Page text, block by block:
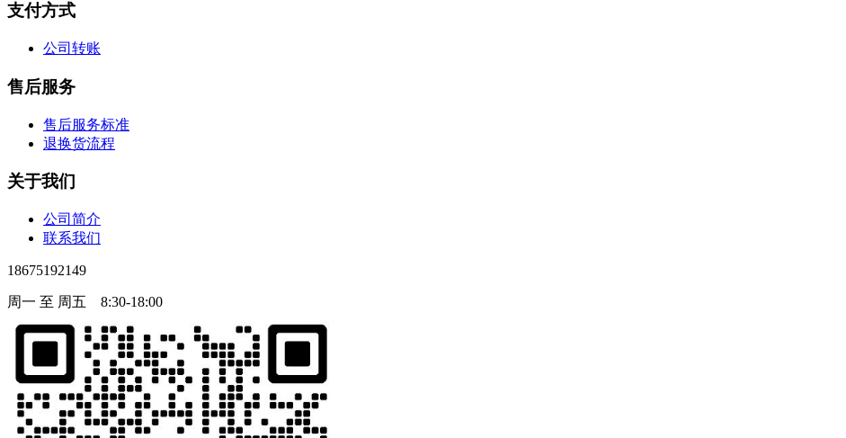
支付方式
公司转账
售后服务
售后服务标准
退换货流程
关于我们
公司简介
联系我们
18675192149
周一 至 周五 8:30-18:00